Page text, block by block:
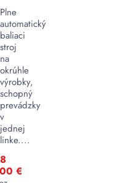
Plne
automatický
baliaci
stroj
na
okrúhle
výrobky,
schopný
prevádzky
v
jednej
linke....
€